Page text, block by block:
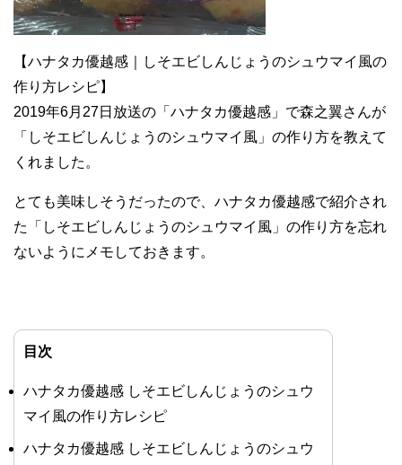
【ハナタカ優越感｜しそエビしんじょうのシュウマイ風の
作り方レシピ】
2019年6月27日放送の「ハナタカ優越感」で森之翼さんが
「しそエビしんじょうのシュウマイ風」の作り方を教えて
くれました。
とても美味しそうだったので、ハナタカ優越感で紹介され
た「しそエビしんじょうのシュウマイ風」の作り方を忘れ
ないようにメモしておきます。
目次
ハナタカ優越感 しそエビしんじょうのシュウ
マイ風の作り方レシピ
ハナタカ優越感 しそエビしんじょうのシュウ